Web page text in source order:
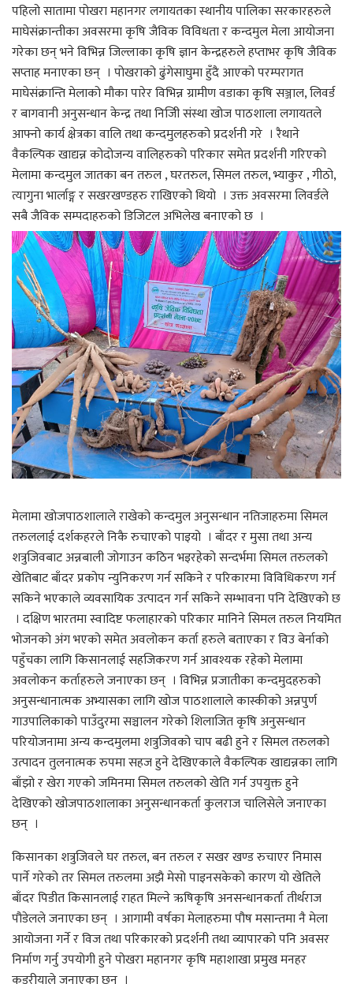
पहिलो सातामा पोखरा महानगर लगायतका स्थानीय पालिका सरकारहरुले
माघेसंक्रान्तीका अवसरमा कृषि जैविक विविधता र कन्दमुल मेला आयोजना
गरेका छन् भने विभिन्न जिल्लाका कृषि ज्ञान केन्द्रहरुले हप्ताभर कृषि जैविक
सप्ताह मनाएका छन् । पोखराको ढुंगेसाघुमा हुँदै आएको परम्परागत
माघेसंक्रान्ति मेलाको मौका पारेर विभिन्न ग्रामीण वडाका कृषि सञ्जाल, लिवर्ड
र बागवानी अनुसन्धान केन्द्र तथा निजिी संस्था खोज पाठशाला लगायतले
आफ्नो कार्य क्षेत्रका वालि तथा कन्दमुलहरुको प्रदर्शनी गरे । रैथाने
वैकल्पिक खाद्यन्न कोदोजन्य वालिहरुको परिकार समेत प्रदर्शनी गरिएको
मेलामा कन्दमुल जातका बन तरुल , घरतरुल, सिमल तरुल, भ्याकुर , गीठो,
त्यागुना भार्लाङ्ग र सखरखण्डहरु राखिएको थियो । उक्त अवसरमा लिवर्डले
सबै जैविक सम्पदाहरुको डिजिटल अभिलेख बनाएको छ ।
मेलामा खोजपाठशालाले राखेको कन्दमुल अनुसन्धान नतिजाहरुमा सिमल
तरुललाई दर्शकहरले निकै रुचाएको पाइयो । बाँदर र मुसा तथा अन्य
शत्रुजिवबाट अन्नबाली जोगाउन कठिन भइरहेको सन्दर्भमा सिमल तरुलको
खेतिबाट बाँदर प्रकोप न्युनिकरण गर्न सकिने र परिकारमा विविधिकरण गर्न
सकिने भएकाले व्यवसायिक उत्पादन गर्न सकिने सम्भावना पनि देखिएको छ
। दक्षिण भारतमा स्वादिष्ट फलाहारको परिकार मानिने सिमल तरुल नियमित
भोजनको अंग भएको समेत अवलोकन कर्ता हरुले बताएका र विउ बेर्नाको
पहुँचका लागि किसानलाई सहजिकरण गर्न आवश्यक रहेको मेलामा
अवलोकन कर्ताहरुले जनाएका छन् । विभिन्न प्रजातीका कन्दमुदहरुको
अनुसन्धानात्मक अभ्यासका लागि खोज पाठशालाले कास्कीको अन्नपुर्ण
गाउपालिकाको पाउँदुरमा सञ्चालन गरेको शिलाजित कृषि अनुसन्धान
परियोजनामा अन्य कन्दमुलमा शत्रुजिवको चाप बढी हुने र सिमल तरुलको
उत्पादन तुलनात्मक रुपमा सहज हुने देखिएकाले वैकल्पिक खाद्यन्नका लागि
बाँझो र खेरा गएको जमिनमा सिमल तरुलको खेति गर्न उपयुक्त हुने
देखिएको खोजपाठशालाका अनुसन्धानकर्ता कुलराज चालिसेले जनाएका
छन् ।
किसानका शत्रुजिवले घर तरुल, बन तरुल र सखर खण्ड रुचाएर निमास
पार्ने गरेको तर सिमल तरुलमा अझै मेसो पाइनसकेको कारण यो खेतिले
बाँदर पिडीत किसानलाई राहत मिल्ने ऋषिकृषि अनसन्धानकर्ता तीर्थराज
पौडेलले जनाएका छन् । आगामी वर्षका मेलाहरुमा पौष मसान्तमा नै मेला
आयोजना गर्ने र विज तथा परिकारको प्रदर्शनी तथा व्यापारको पनि अवसर
निर्माण गर्नु उपयोगी हुने पोखरा महानगर कृषि महाशाखा प्रमुख मनहर